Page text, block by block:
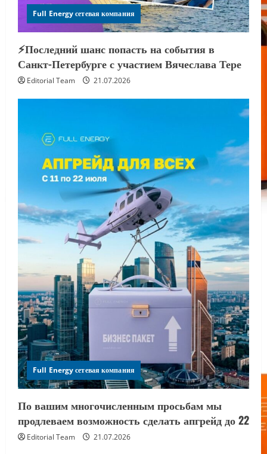
Full Energy сетевая компания
⚡️Последний шанс попасть на события в
Санкт-Петербурге с участием Вячеслава Тере
Editorial Team 21.07.2026
Full Energy сетевая компания
По вашим многочисленным просьбам мы
продлеваем возможность сделать апгрейд до 22
Editorial Team 21.07.2026